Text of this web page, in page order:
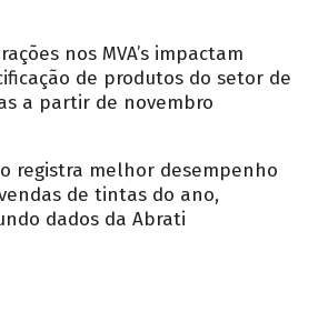
nos MVA’s impactam
de produtos do setor de
a partir de novembro
registra melhor desempenho
de tintas do ano,
dados da Abrati